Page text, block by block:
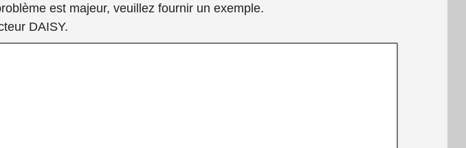
est majeur, veuillez fournir un exemple.
DAISY.